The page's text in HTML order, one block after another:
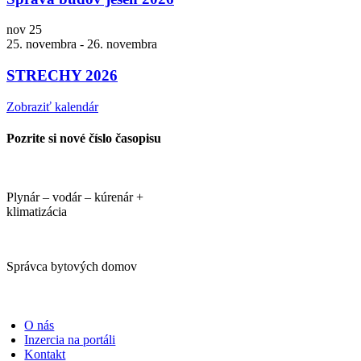
nov 25
25. novembra - 26. novembra
STRECHY 2026
Zobraziť kalendár
Pozrite si nové číslo časopisu
Plynár – vodár – kúrenár +
klimatizácia
Správca bytových domov
O nás
Inzercia na portáli
Kontakt